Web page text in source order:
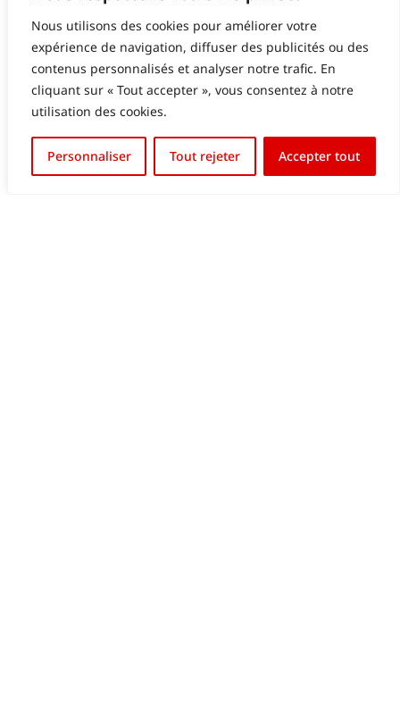
Nous utilisons des cookies pour améliorer votre
expérience de navigation, diffuser des publicités ou des
contenus personnalisés et analyser notre trafic. En
cliquant sur « Tout accepter », vous consentez à notre
utilisation des cookies.
Personnaliser Tout rejeter Accepter tout
GALERIES LAFAYETTE LUXEMBOURG – ECRAN
LED EN VITRINE
English (UK)